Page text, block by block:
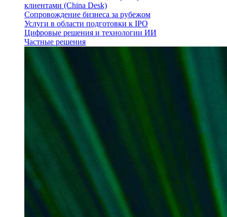
клиентами (China Desk)
Сопровождение бизнеса за рубежом
Услуги в области подготовки к IPO
Цифровые решения и технологии ИИ
Частные решения